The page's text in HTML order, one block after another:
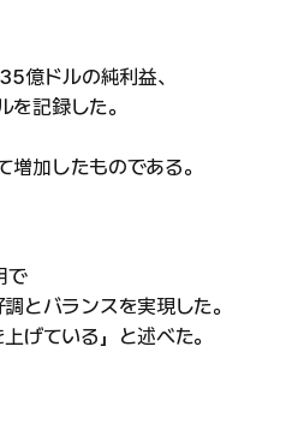
億ドルの純利益、
を記録した。
増加したものである。
で
とバランスを実現した。
げている」と述べた。